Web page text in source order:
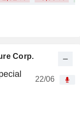
Corp.
22/06